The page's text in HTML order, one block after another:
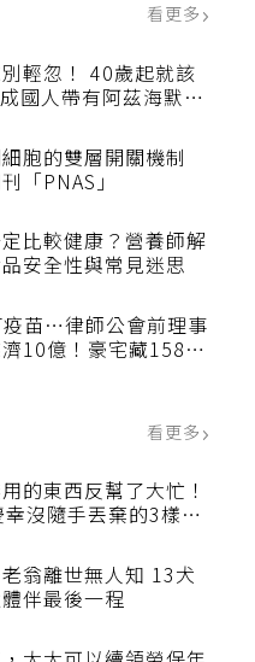
看更多
別輕忽！ 40歲起就該
國人帶有阿茲海默症
胞的雙層開關機制
「PNAS」
比較健康？營養師解
品安全性與常見迷思
疫苗…律師公會前理事
10億！豪宅藏158公
的東西反幫了大忙！
幸沒隨手丟棄的3樣物
翁離世無人知 13犬
體伴最後一程